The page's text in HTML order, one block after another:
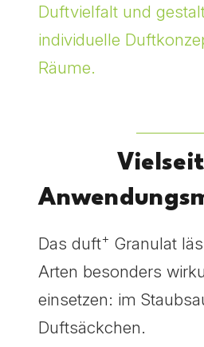
Duftvielfalt und
individuelle
Räume.
Das duft+ Granulat
Arten besonders
einsetzen: im
Duftsäckchen.